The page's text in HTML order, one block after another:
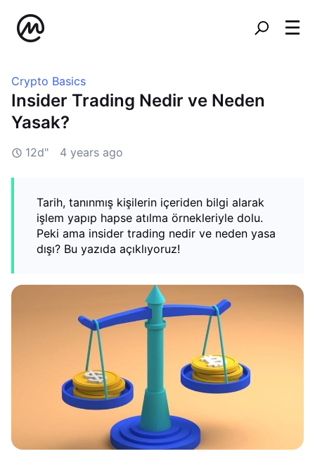
Crypto Basics
Insider Trading Nedir ve Neden
Yasak?
12d" 4 years ago
Tarih, tanınmış kişilerin içeriden bilgi alarak
işlem yapıp hapse atılma örnekleriyle dolu.
Peki ama insider trading nedir ve neden yasa
dışı? Bu yazıda açıklıyoruz!